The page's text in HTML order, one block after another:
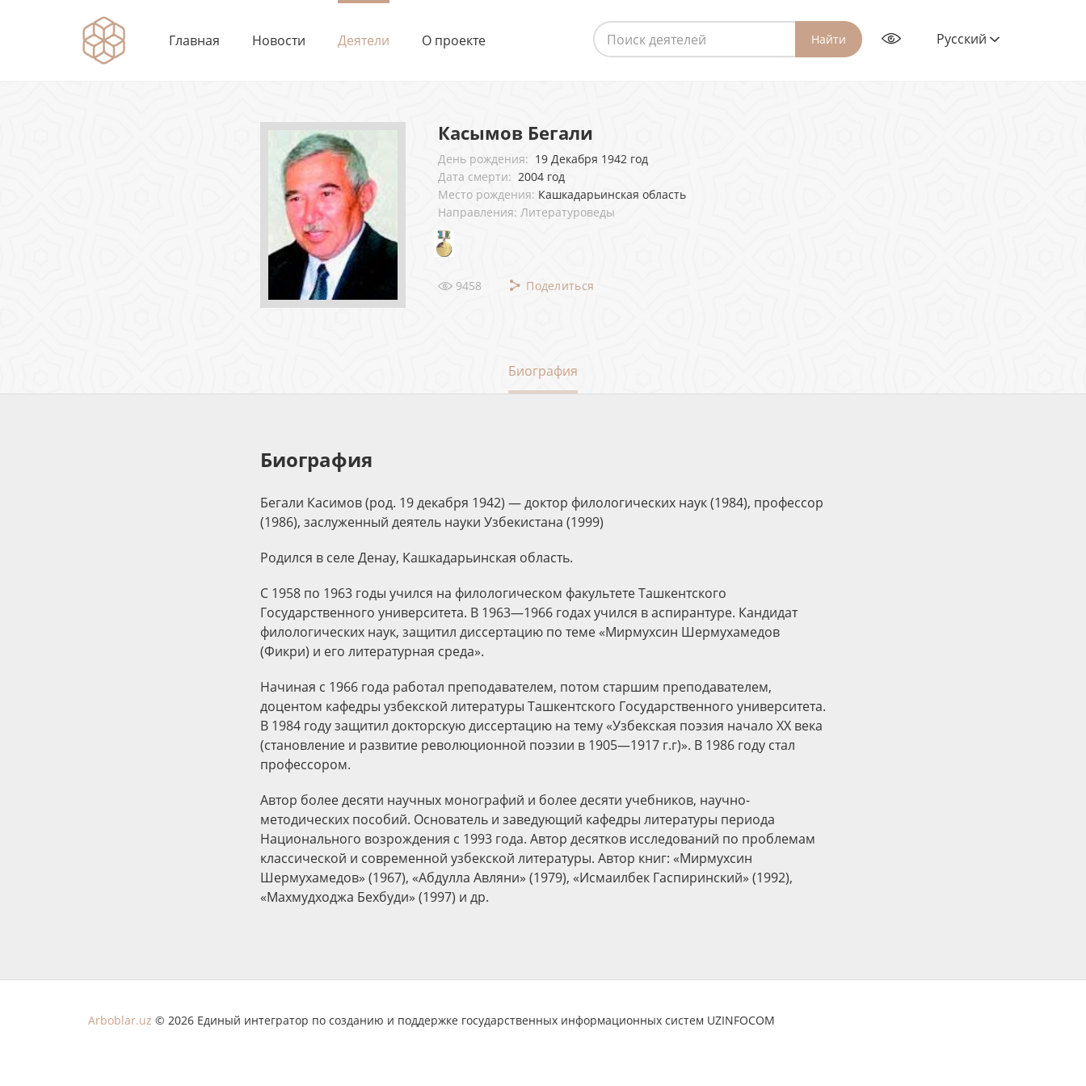
Главная Новости Деятели О проекте Найти Русский
Касымов Бегали
День рождения: 19 Декабря 1942 год
Дата смерти: 2004 год
Место рождения: Кашкадарьинская область
Направления: Литературоведы
9458 Поделиться
Биография
Биография
Бегали Касимов (род. 19 декабря 1942) — доктор филологических наук (1984), профессор
(1986), заслуженный деятель науки Узбекистана (1999)
Родился в селе Денау, Кашкадарьинская область.
С 1958 по 1963 годы учился на филологическом факультете Ташкентского
Государственного университета. В 1963—1966 годах учился в аспирантуре. Кандидат
филологических наук, защитил диссертацию по теме «Мирмухсин Шермухамедов
(Фикри) и его литературная среда».
Начиная с 1966 года работал преподавателем, потом старшим преподавателем,
доцентом кафедры узбекской литературы Ташкентского Государственного университета.
В 1984 году защитил докторскую диссертацию на тему «Узбекская поэзия начало ХХ века
(становление и развитие революционной поэзии в 1905—1917 г.г)». В 1986 году стал
профессором.
Автор более десяти научных монографий и более десяти учебников, научно-
методических пособий. Основатель и заведующий кафедры литературы периода
Национального возрождения с 1993 года. Автор десятков исследований по проблемам
классической и современной узбекской литературы. Автор книг: «Мирмухсин
Шермухамедов» (1967), «Абдулла Авляни» (1979), «Исмаилбек Гаспиринский» (1992),
«Махмудходжа Бехбуди» (1997) и др.
Arboblar.uz © 2026 Единый интегратор по созданию и поддержке государственных информационных систем UZINFOCOM